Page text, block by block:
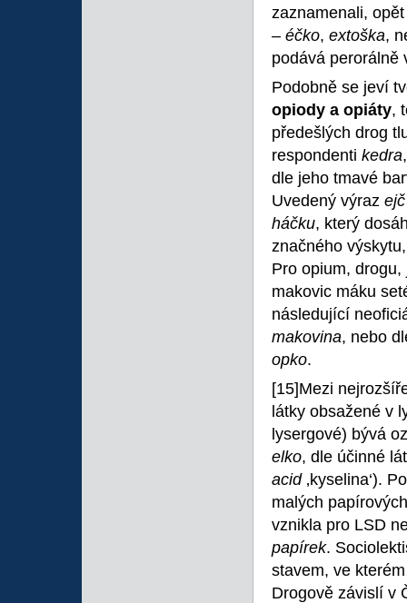
zaznamenali,
– éčko, extoška,
podává
Podobně se jeví
opiody a opiáty,
předešlých drog
respondenti kedra
dle jeho tmavé
Uvedený výraz
háčku, který
značného
Pro opium,
makovic máku
následující
makovina, nebo
opko.
[15]Mezi
látky obsažené v
lysergové) bývá
elko, dle účinné
acid ‚kyselina‘).
malých
vznikla pro LSD
papírek.
stavem, ve
Drogově závislí v